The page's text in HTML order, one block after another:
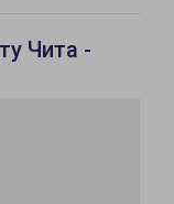
Чита -